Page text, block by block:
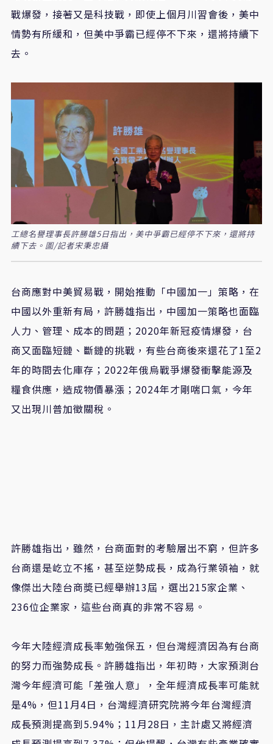
戰爆發，接著又是科技戰，即使上個月川習會後，美中
情勢有所緩和，但美中爭霸已經停不下來，還將持續下
去。
工總名譽理事長許勝雄5日指出，美中爭霸已經停不下來，還將持
續下去。圖/記者宋秉忠攝
台商應對中美貿易戰，開始推動「中國加一」策略，在
中國以外重新有局，許勝雄指出，中國加一策略也面臨
人力、管理、成本的問題；2020年新冠疫情爆發，台
商又面臨短鏈、斷鏈的挑戰，有些台商後來還花了1至2
年的時間去化庫存；2022年俄烏戰爭爆發衝擊能源及
糧食供應，造成物價暴漲；2024年才剛喘口氣，今年
又出現川普加徵關稅。
許勝雄指出，雖然，台商面對的考驗層出不窮，但許多
台商還是屹立不搖，甚至逆勢成長，成為行業領袖，就
像傑出大陸台商奬已經舉辦13屆，選出215家企業、
236位企業家，這些台商真的非常不容易。
今年大陸經濟成長率勉強保五，但台灣經濟因為有台商
的努力而強勢成長。許勝雄指出，年初時，大家預測台
灣今年經濟可能「差強人意」，全年經濟成長率可能就
是4%，但11月4日，台灣經濟研究院將今年台灣經濟
成長預測提高到5.94%；11月28日，主計處又將經濟